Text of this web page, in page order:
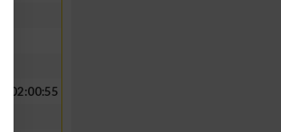
02:00:55